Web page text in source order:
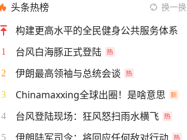
头条热榜 换一换
构建更高水平的全民健身公共服务体系
1 台风白海豚正式登陆
2 伊朗最高领袖与总统会谈
3 Chinamaxxing全球出圈！是啥意思
4 台风登陆现场：狂风怒扫雨水横飞
5